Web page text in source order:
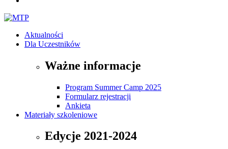
Aktualności
Dla Uczestników
Ważne informacje
Program Summer Camp 2025
Formularz rejestracji
Ankieta
Materiały szkoleniowe
Edycje 2021-2024